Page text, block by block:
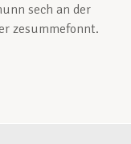
sech an der
zesummefonnt.